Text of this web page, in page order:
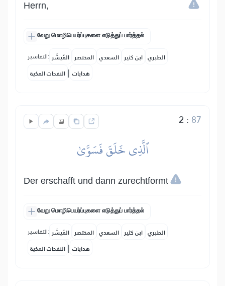
Herrn,
வேறு மொழிபெயர்ப்புகளை எடுத்துப் பார்த்தல்
التفاسير: المُيسَّر المختصر السعدي ابن كثير الطبري
النفحات المكية | هدايات
2 : 87
ٱلَّذِي خَلَقَ فَسَوَّىٰ
Der erschafft und dann zurechtformt
வேறு மொழிபெயர்ப்புகளை எடுத்துப் பார்த்தல்
التفاسير: المُيسَّر المختصر السعدي ابن كثير الطبري
النفحات المكية | هدايات